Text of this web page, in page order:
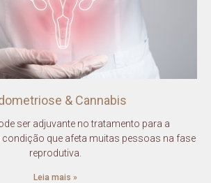
& Cannabis
ser adjuvante no tratamento para a
que afeta muitas pessoas na fase
reprodutiva.
Leia mais »